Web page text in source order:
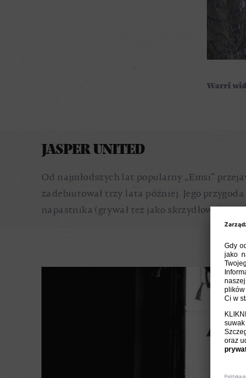
Warri
JASPER UNITED
Od najmłodszych lat popularny „Emsi”
zadebiutował trzy lata później. Jego
napastnika (grywał też jako skrzydłowy)